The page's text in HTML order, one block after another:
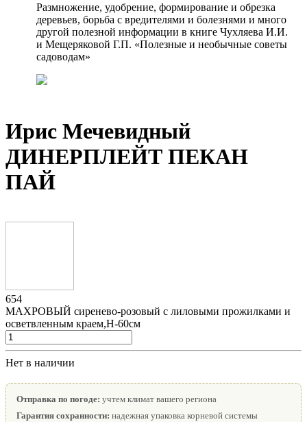
Размножение, удобрение, формирование и обрезка
деревьев, борьба с вредителями и болезнями и много
другой полезной информации в книге Чухляева И.И.
и Мещеряковой Г.П. «Полезные и необычные советы
садоводам»
Ирис Мечевидный
ДИНЕРПЛЕЙТ ПЕКАН
ПАЙ
654
МАХРОВЫЙ сиренево-розовый с лиловыми прожилками и
осветвленным краем,Н-60см
Нет в наличии
Отправка по погоде: учтем климат вашего региона
Гарантия сохранности: надежная упаковка корневой системы